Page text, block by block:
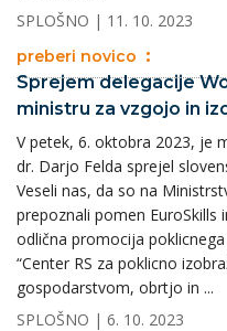
SPLOŠNO | 11. 10. 2023
preberi novico
Sprejem delegacije
ministru za vzgojo in
V petek, 6. oktobra 2023, je
dr. Darjo Felda sprejel
Veseli nas, da so na
prepoznali pomen EuroSkills
odlična promocija
“Center RS za poklicno
gospodarstvom, obrtjo in ...
SPLOŠNO | 6. 10. 2023